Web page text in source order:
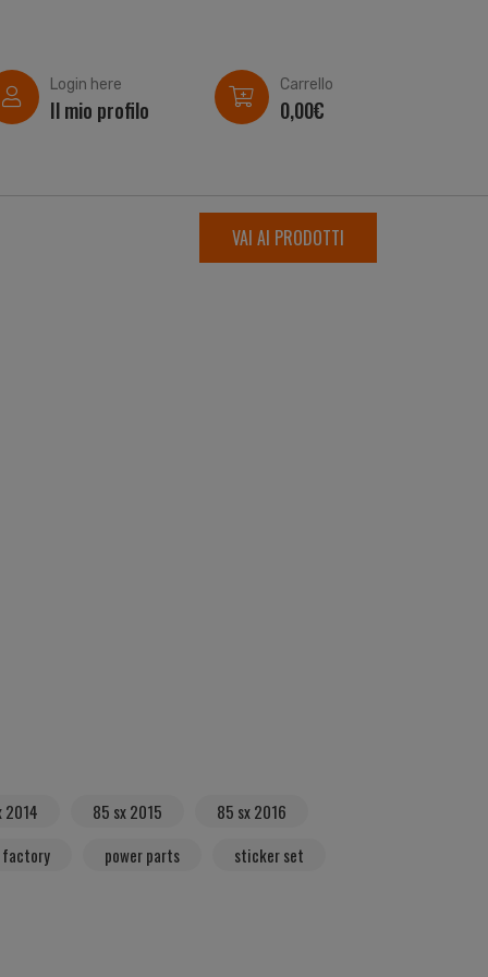
Login here
Il mio profilo
Carrello
0,00€
VAI AI PRODOTTI
2014 85 sx 2015
85 sx 2016
power parts sticker set